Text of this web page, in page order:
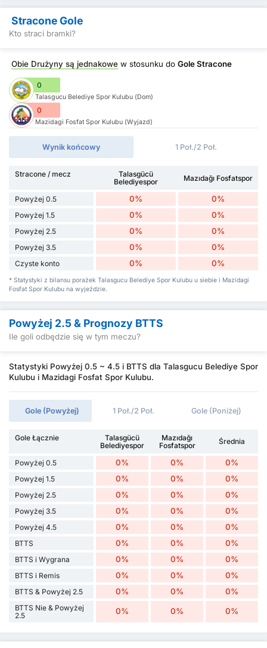
Stracone Gole
Kto straci bramki?
Obie Drużyny są jednakowe w stosunku do Gole Stracone
0
Talasgucu Belediye Spor Kulubu (Dom)
0
Mazidagi Fosfat Spor Kulubu (Wyjazd)
Wynik końcowy 1 Poł./2 Poł.
Stracone / mecz
Talasgücü
Belediyespor
Mazıdağı Fosfatspor
Powyżej 0.5 0% 0%
Powyżej 1.5 0% 0%
Powyżej 2.5 0% 0%
Powyżej 3.5 0% 0%
Czyste konto 0% 0%
* Statystyki z bilansu porażek Talasgucu Belediye Spor Kulubu u siebie i Mazidagi
Fosfat Spor Kulubu na wyjeździe.
Powyżej 2.5 & Prognozy BTTS
Ile goli odbędzie się w tym meczu?
Statystyki Powyżej 0.5 ~ 4.5 i BTTS dla Talasgucu Belediye Spor
Kulubu i Mazidagi Fosfat Spor Kulubu.
Gole (Powyżej) 1 Poł./2 Poł. Gole (Poniżej)
Gole Łącznie
Talasgücü
Belediyespor
Mazıdağı
Fosfatspor
Średnia
Powyżej 0.5 0% 0% 0%
Powyżej 1.5 0% 0% 0%
Powyżej 2.5 0% 0% 0%
Powyżej 3.5 0% 0% 0%
Powyżej 4.5 0% 0% 0%
BTTS 0% 0% 0%
BTTS i Wygrana 0% 0% 0%
BTTS i Remis 0% 0% 0%
BTTS & Powyżej 2.5 0% 0% 0%
BTTS Nie & Powyżej
2.5
0% 0% 0%